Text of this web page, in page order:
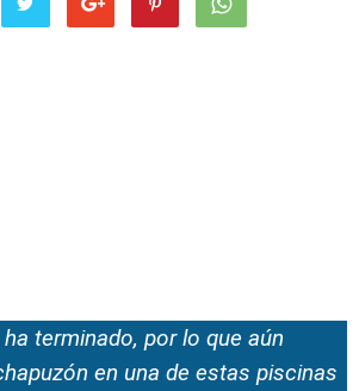
terminado, por lo que aún
en una de estas piscinas